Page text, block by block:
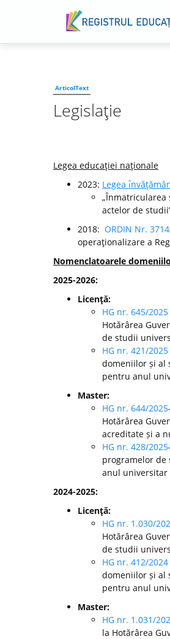
ArticolText
Legislaţie
Legea educaţiei naţionale
2023: Legea
actelor de
2018: ORDIN Nr.
operaţionalizare a
Nomenclatoarele
2025-2026:
Licenţă:
HG nr. 645/2025
Hotărârea
de studii
HG nr. 421/2025
domeniilor și al
pentru anul
Master:
HG nr. 644/2025
Hotărârea
acreditate și a
HG nr. 428/2025
programelor
anul universitar
2024-2025:
Licenţă:
HG nr. 1.030/
Hotărârea
de studii
HG nr. 412/2024
domeniilor și al
pentru anul
Master:
HG nr. 1.031/
la Hotărârea